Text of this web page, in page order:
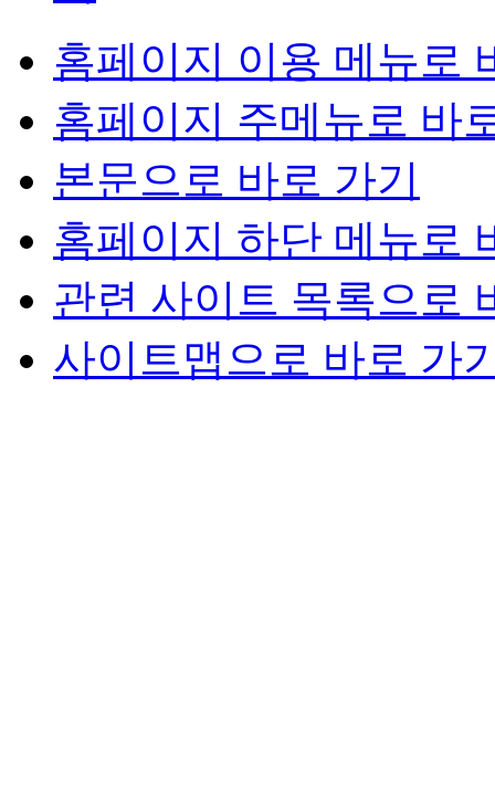
홈페이지 이용 메뉴로
홈페이지 주메뉴로 바
본문으로 바로 가기
홈페이지 하단 메뉴로
관련 사이트 목록으로
사이트맵으로 바로 가